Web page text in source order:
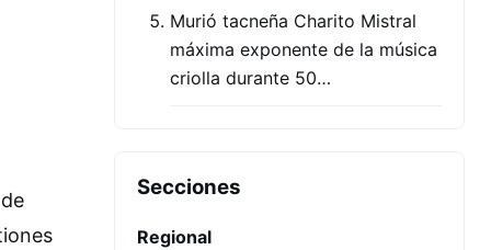
Murió tacneña Charito Mistral
máxima exponente de la música
criolla durante 50…
Secciones
Regional